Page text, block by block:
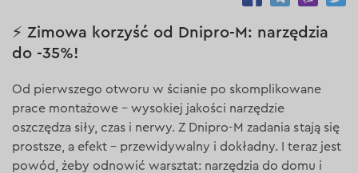
⚡ Zimowa korzyść od Dnipro-M: narzędzia
do -35%!
Od pierwszego otworu w ścianie po skomplikowane
prace montażowe – wysokiej jakości narzędzie
oszczędza siły, czas i nerwy. Z Dnipro-M zadania stają się
prostsze, a efekt – przewidywalny i dokładny. I teraz jest
powód, żeby odnowić warsztat: narzędzia do domu i